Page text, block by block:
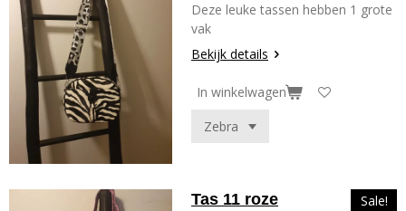
Deze leuke tassen hebben 1 grote
vak
Bekijk details
In winkelwagen
Sale!
Tas 11 roze